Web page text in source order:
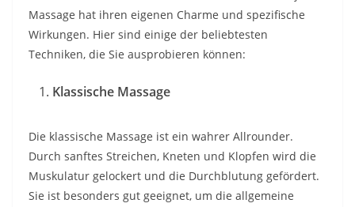
Massage hat ihren eigenen Charme und spezifische
Wirkungen. Hier sind einige der beliebtesten
Techniken, die Sie ausprobieren können:
Klassische Massage
Die klassische Massage ist ein wahrer Allrounder.
Durch sanftes Streichen, Kneten und Klopfen wird die
Muskulatur gelockert und die Durchblutung gefördert.
Sie ist besonders gut geeignet, um die allgemeine